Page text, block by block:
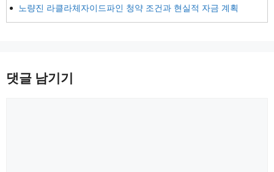
노량진 라클라체자이드파인 청약 조건과 현실적 자금 계획
댓글 남기기